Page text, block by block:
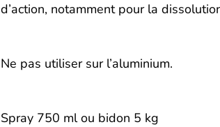
d’action, notamment pour la
Ne pas utiliser sur l’aluminium.
Spray 750 ml ou bidon 5 kg